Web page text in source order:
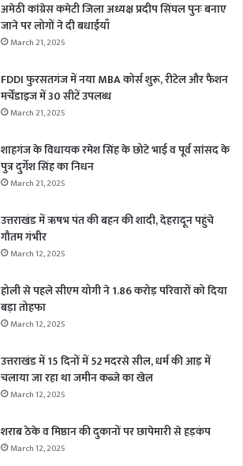
अमेठी कांग्रेस कमेटी जिला अध्यक्ष प्रदीप सिंघल पुनः बनाए
जाने पर लोगों ने दी बधाईयाँ
March 21, 2025
FDDI फुरसतगंज में नया MBA कोर्स शुरू, रीटेल और फैशन
मर्चेंडाइज में 30 सीटें उपलब्ध
March 21, 2025
शाहगंज के विधायक रमेश सिंह के छोटे भाई व पूर्व सांसद के
पुत्र दुर्गेश सिंह का निधन
March 21, 2025
उत्तराखंड में ऋषभ पंत की बहन की शादी, देहरादून पहुंचे
गौतम गंभीर
March 12, 2025
होली से पहले सीएम योगी ने 1.86 करोड़ परिवारों को दिया
बड़ा तोहफा
March 12, 2025
उत्तराखंड में 15 दिनों में 52 मदरसे सील, धर्म की आड़ में
चलाया जा रहा था जमीन कब्जे का खेल
March 12, 2025
शराब ठेके व मिष्ठान की दुकानों पर छापेमारी से हड़कंप
March 12, 2025